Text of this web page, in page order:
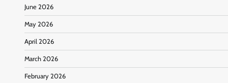
June 2026
May 2026
April 2026
March 2026
February 2026